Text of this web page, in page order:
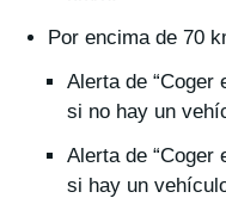
Por encima de 70
Alerta de “Coger
si no hay un
Alerta de “Coger
si hay un